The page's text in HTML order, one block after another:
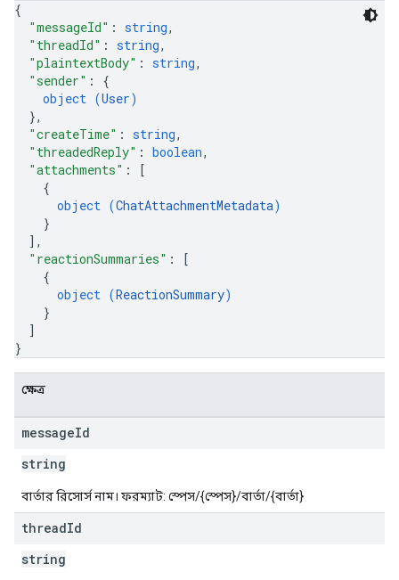
{
"messageId" : string,
"threadId" : string,
"plaintextBody" : string,
"sender" : {
object (User)
},
"createTime" : string,
"threadedReply" : boolean,
"attachments" :
[
{
object (ChatAttachmentMetadata)
}
] ,
"reactionSummaries" :
[
{
object (ReactionSummary)
}
]
}
ক্ষেত্র
messageId
string
বার্তার রিসোর্স নাম। ফরম্যাট: স্পেস/{স্পেস}/বার্তা/{বার্তা}
threadId
string